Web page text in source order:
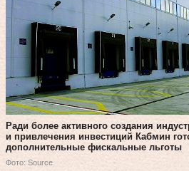
Ради более активного создания
и привлечения инвестиций Кабмин
дополнительные фискальные льготы
Фото: Source